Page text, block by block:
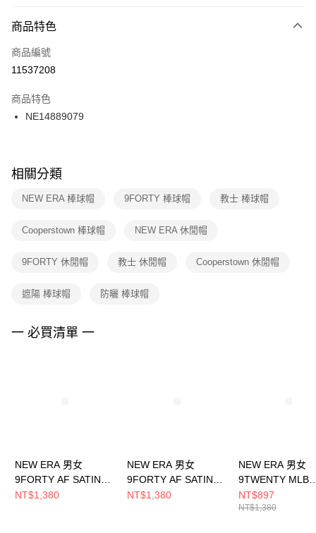
３．安心：先確認商品／服務後，再付款。
【「AFTEE先享後付」結帳流程】
１．於結帳方式選擇「AFTEE先享後付」後，將跳轉至「AFTEE先享後付」
２．訂單成立數日內，您將收到繳費通知簡訊。
３．收到繳費通知簡訊後14天內，點擊此簡訊中的連結，可透過四大超商／
ATM／網路銀行／等多元方式進行付款，方視為交易完成。
※ 交易是否成功請以「AFTEE先享後付 」之結帳頁面顯示為準，若有關於
是否繳費成功／繳費後需取消欲退款等相關疑問，請聯繫「AFTEE先享後付
客戶支援中心」https://netprotections.freshdesk.com/support/home
１．透過由恩沛科技股份有限公司提供之「AFTEE先享後付」服務完成之交
權轉讓予恩沛科技股份有限公司。
３．未成年的使用者請事先徵得法定代理人或監護人之同意方可使用
４．使用「AFTEE先享後付」時，將依據個別帳號之用戶狀況，依本公司即
每筆NT$100，滿NT$1,500(含以上)免運費
宅配
每筆NT$100，滿NT$1,500(含以上)免運費
付款後門市自取
每筆NT$100，滿NT$1,500(含以上)免運費
商品特色
商品編號
11537208
商品特色
NE14889079
相關分類
NEW ERA 棒球帽 9FORTY 棒球帽 教士 棒球帽
Cooperstown 棒球帽 NEW ERA 休閒帽
9FORTY 休閒帽 教士 休閒帽 Cooperstown 休閒帽
遮陽 棒球帽 防曬 棒球帽
一 必買清單 一
NEW ERA 男女
9FORTY AF SATIN
COOPERSTOWN 洛
NT$1,380
NEW ERA 男女
9FORTY AF SATIN
COOPERSTOWN 芝
NT$1,380
NEW ERA 男女
9TWENTY MLB
VARSITY COOP
牙哥教士
NT$897
NT$1,380